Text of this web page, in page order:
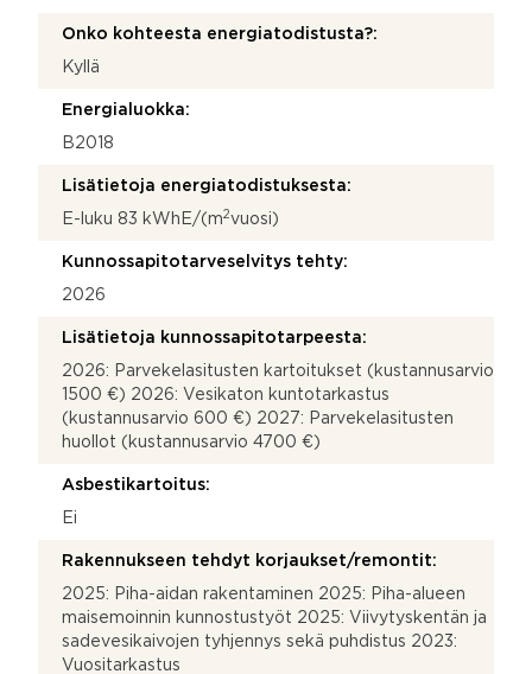
Onko kohteesta energiatodistusta?:
Kyllä
Energialuokka:
B2018
Lisätietoja energiatodistuksesta:
E-luku 83 kWhE/(m2vuosi)
Kunnossapitotarveselvitys tehty:
2026
Lisätietoja kunnossapitotarpeesta:
2026: Parvekelasitusten kartoitukset (kustannusarvio
1500 €) 2026: Vesikaton kuntotarkastus
(kustannusarvio 600 €) 2027: Parvekelasitusten
huollot (kustannusarvio 4700 €)
Asbestikartoitus:
Ei
Rakennukseen tehdyt korjaukset/remontit:
2025: Piha-aidan rakentaminen 2025: Piha-alueen
maisemoinnin kunnostustyöt 2025: Viivytyskentän ja
sadevesikaivojen tyhjennys sekä puhdistus 2023:
Vuositarkastus